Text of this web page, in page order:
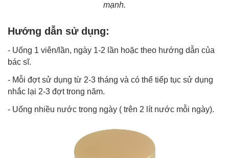
mạnh.
Hướng dẫn sử dụng:
- Uống 1 viên/lần, ngày 1-2 lần hoặc theo hướng dẫn của
bác sĩ.
- Mỗi đợt sử dụng từ 2-3 tháng và có thể tiếp tục sử dụng
nhắc lại 2-3 đợt trong năm.
- Uống nhiều nước trong ngày ( trên 2 lít nước mỗi ngày).